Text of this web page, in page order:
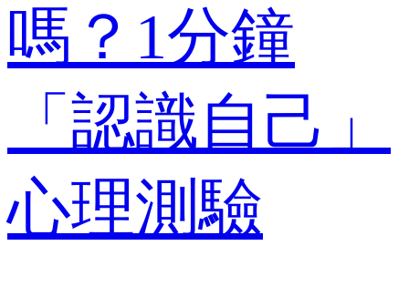
嗎？1分鐘
「認識自己」
心理測驗